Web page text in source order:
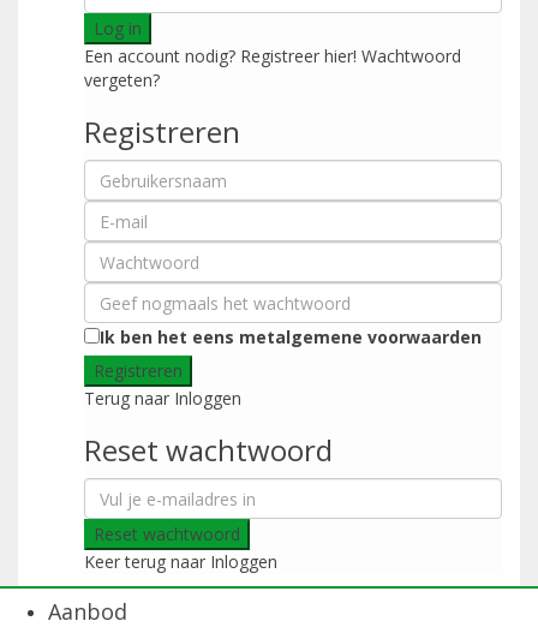
Log in
Een account nodig? Registreer hier! Wachtwoord
vergeten?
Registreren
Ik ben het eens metalgemene voorwaarden
Registreren
Terug naar Inloggen
Reset wachtwoord
Reset wachtwoord
Keer terug naar Inloggen
Aanbod